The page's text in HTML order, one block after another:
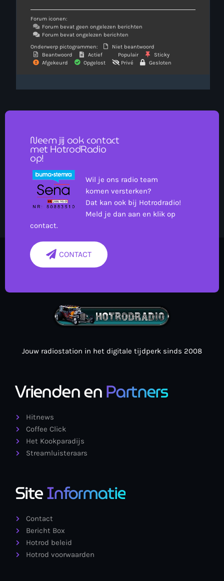
Forum iconen:
Forum bevat geen ongelezen berichten
Forum bevat ongelezen berichten
Onderwerp pictogrammen:
Niet beantwoord
Beantwoord
Actief Populair
Sticky
Afgekeurd
Opgelost Privé Gesloten
Neem jij ook contact
met HotrodRadio
op!
Wil je ons radio team
komen versterken?
Dat kan ook bij Hotrodradio!
Meld je dan aan en klik op
contact.
CONTACT
Jouw radiostation in het digitale tijdperk sinds 2008
Vrienden enPartners
Hitnews
Coffee Click
Het Kookparadijs
Streamluisteraars
SiteInformatie
Contact
Bericht Box
Hotrod beleid
Hotrod voorwaarden